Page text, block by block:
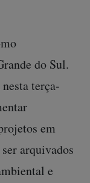
do Sul.
terça-
em
arquivados
e